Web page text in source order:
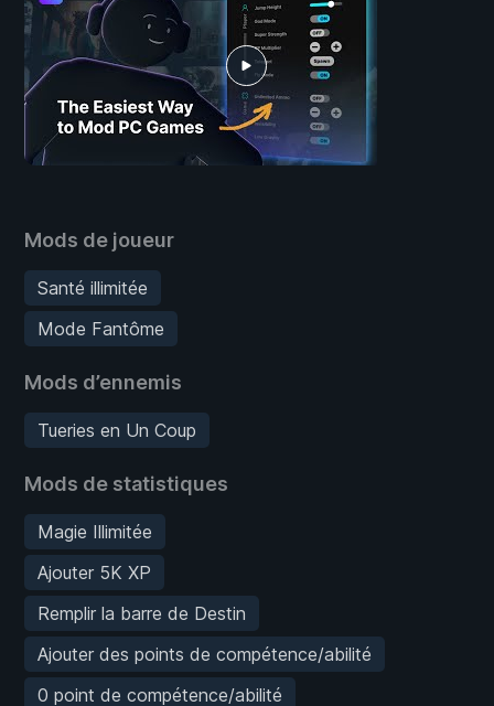
Mods de joueur
Santé illimitée
Mode Fantôme
Mods d’ennemis
Tueries en Un Coup
Mods de statistiques
Magie Illimitée
Ajouter 5K XP
Remplir la barre de Destin
Ajouter des points de compétence/abilité
0 point de compétence/abilité